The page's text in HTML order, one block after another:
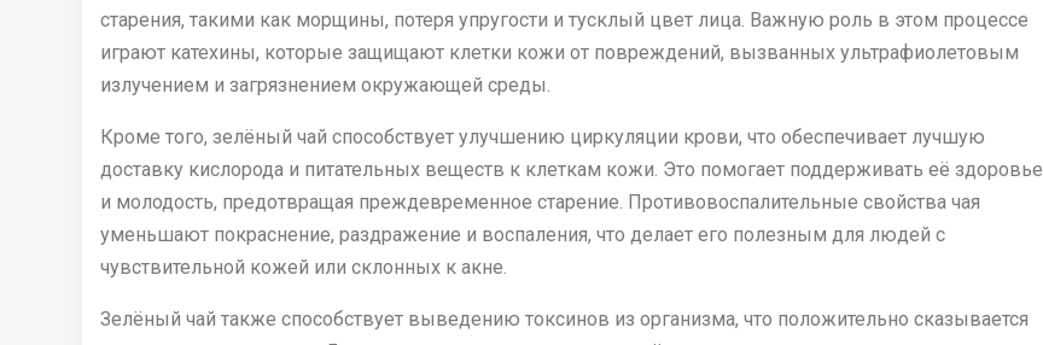
старения, такими как морщины, потеря упругости и тусклый цвет лица. Важную роль в этом процессе
играют катехины, которые защищают клетки кожи от повреждений, вызванных ультрафиолетовым
излучением и загрязнением окружающей среды.
Кроме того, зелёный чай способствует улучшению циркуляции крови, что обеспечивает лучшую
доставку кислорода и питательных веществ к клеткам кожи. Это помогает поддерживать её здоровье
и молодость, предотвращая преждевременное старение. Противовоспалительные свойства чая
уменьшают покраснение, раздражение и воспаления, что делает его полезным для людей с
чувствительной кожей или склонных к акне.
Зелёный чай также способствует выведению токсинов из организма, что положительно сказывается